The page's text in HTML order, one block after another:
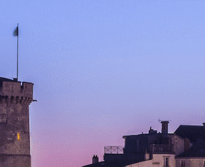
Menu
Ajoutez un logo, un bouton, des
Cliquez pour éditer